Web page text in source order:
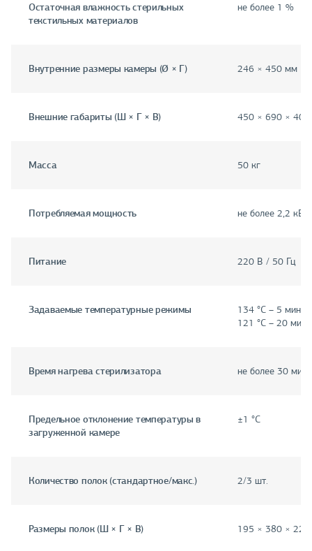
Остаточная влажность стерильных
текстильных материалов
не более 1 %
Внутренние размеры камеры (Ø × Г) 246 × 450 мм
Внешние габариты (Ш × Г × В) 450 × 690 ×
Масса 50 кг
Потребляемая мощность не более 2,2 кВт
Питание 220 В / 50 Гц
Задаваемые температурные режимы
134 °С – 5 мин;
121 °С – 20 мин
Время нагрева стерилизатора не более 30 мин
Предельное отклонение температуры в
загруженной камере
±1 °С
Количество полок (стандартное/макс.) 2/3 шт.
Размеры полок (Ш × Г × В) 195 × 380 × 22